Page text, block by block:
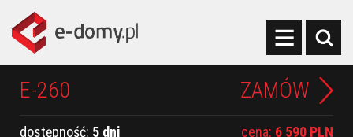
E-260 ZAMÓW
cena: 6 590 PLN
dostępność: 5 dni